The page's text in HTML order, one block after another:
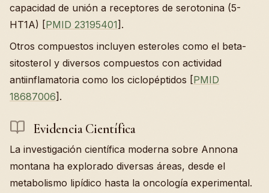
capacidad de unión a receptores de serotonina (5-
HT1A) [PMID 23195401].
Otros compuestos incluyen esteroles como el beta-
sitosterol y diversos compuestos con actividad
antiinflamatoria como los ciclopéptidos [PMID
18687006].
Evidencia Científica
La investigación científica moderna sobre Annona
montana ha explorado diversas áreas, desde el
metabolismo lipídico hasta la oncología experimental.